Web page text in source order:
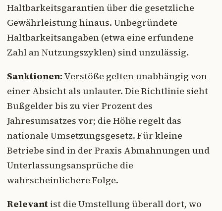
Haltbarkeitsgarantien über die gesetzliche
Gewährleistung hinaus. Unbegründete
Haltbarkeitsangaben (etwa eine erfundene
Zahl an Nutzungszyklen) sind unzulässig.
Sanktionen: Verstöße gelten unabhängig von
einer Absicht als unlauter. Die Richtlinie sieht
Bußgelder bis zu vier Prozent des
Jahresumsatzes vor; die Höhe regelt das
nationale Umsetzungsgesetz. Für kleine
Betriebe sind in der Praxis Abmahnungen und
Unterlassungsansprüche die
wahrscheinlichere Folge.
Relevant ist die Umstellung überall dort, wo